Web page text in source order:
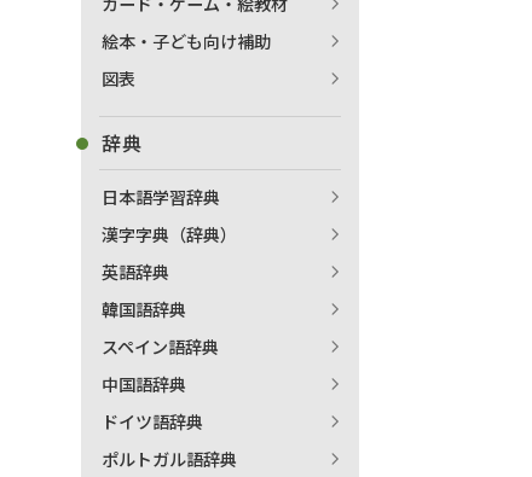
絵本・子ども向け補助
図表
辞典
日本語学習辞典
漢字字典（辞典）
英語辞典
韓国語辞典
スペイン語辞典
中国語辞典
ドイツ語辞典
ポルトガル語辞典